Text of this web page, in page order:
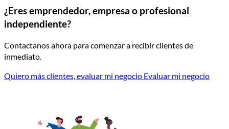
¿Eres emprendedor, empresa o profesional
independiente?
Contactanos ahora para comenzar a recibir clientes de
inmediato.
Quiero más clientes, evaluar mi negocio Evaluar mi negocio